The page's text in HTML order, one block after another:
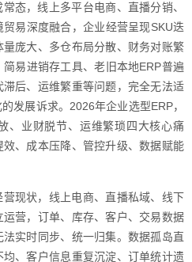
态，线上多平台电商、直播分销、
易深度融合，企业经营呈现SKU迭
庞大、多仓布局分散、财务对账繁
易进销存工具、老旧本地ERP普遍
后、运维繁重等问题，完全无法适
发展诉求。2026年企业选型ERP，
、业财脱节、运维繁琐四大核心痛
、成本压降、管控升级、数据赋能
现状，线上电商、直播私域、线下
营，订单、库存、客户、交易数据
实时同步、统一归集。数据孤岛直
、客户信息重复沉淀、订单统计遗